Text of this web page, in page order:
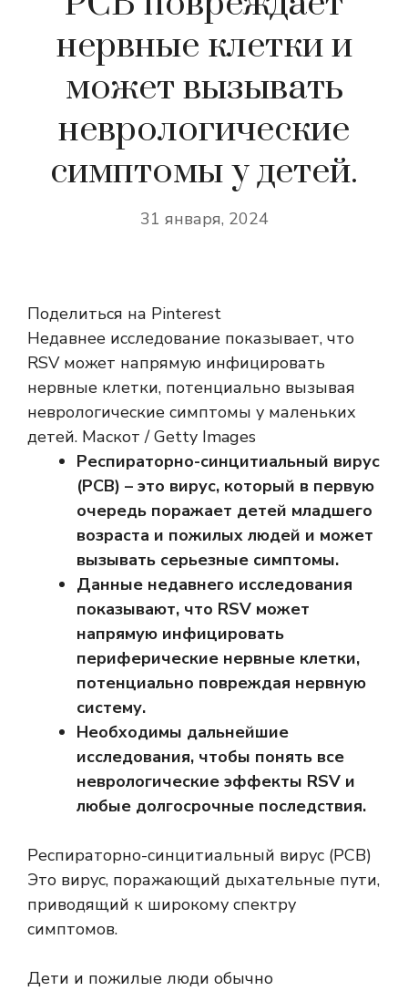
нервные клетки и
может вызывать
неврологические
симптомы у детей.
31 января, 2024
Поделиться на Pinterest
Недавнее исследование показывает, что
RSV может напрямую инфицировать
нервные клетки, потенциально вызывая
неврологические симптомы у маленьких
детей. Маскот / Getty Images
Респираторно-синцитиальный вирус
(РСВ) – это вирус, который в первую
очередь поражает детей младшего
возраста и пожилых людей и может
вызывать серьезные симптомы.
Данные недавнего исследования
показывают, что RSV может
напрямую инфицировать
периферические нервные клетки,
потенциально повреждая нервную
систему.
Необходимы дальнейшие
исследования, чтобы понять все
неврологические эффекты RSV и
любые долгосрочные последствия.
Респираторно-синцитиальный вирус (РСВ)
Это вирус, поражающий дыхательные пути,
приводящий к широкому спектру
симптомов.
Дети и пожилые люди обычно